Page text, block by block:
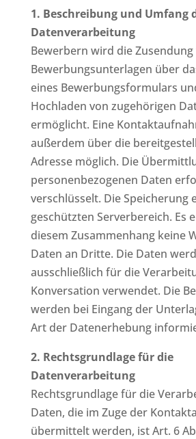
1. Beschreibung und Umfang
Datenverarbeitung
Bewerbern wird die Zusendung
Bewerbungsunterlagen über
eines Bewerbungsformulars
Hochladen von zugehörigen
ermöglicht. Eine
außerdem über die
Adresse möglich. Die
personenbezogenen Daten
verschlüsselt. Die Speicherung
geschützten Serverbereich. Es
diesem Zusammenhang keine
Daten an Dritte. Die Daten
ausschließlich für die
Konversation verwendet. Die
werden bei Eingang der
Art der Datenerhebung
2. Rechtsgrundlage für die
Datenverarbeitung
Rechtsgrundlage für die
Daten, die im Zuge der
übermittelt werden, ist Art. 6